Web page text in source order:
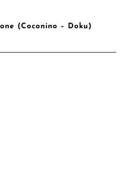
(Coconino – Doku)